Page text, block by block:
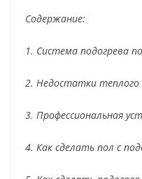
Содержание:
1. Система подогрева
2. Недостатки теплого
3. Профессиональная
4. Как сделать пол с